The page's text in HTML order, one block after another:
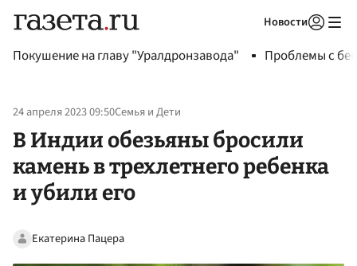
Новости
Покушение на главу "Уралдронзавода" Проблемы с
24 апреля 2023 09:50Семья и Дети
В Индии обезьяны бросили
камень в трехлетнего ребенка
и убили его
Екатерина Пацера